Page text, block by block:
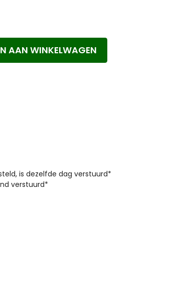
AAN WINKELWAGEN
is dezelfde dag verstuurd*
verstuurd*